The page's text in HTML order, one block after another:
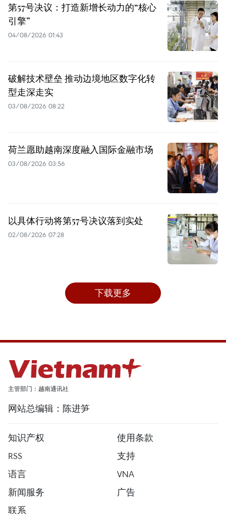
第57号决议：打造新增长动力的“核心
引擎”
04/08/2026 01:43
破解技术壁垒 推动边境地区数字化转
型走深走实
03/08/2026 08:22
荷兰愿助越南深度融入国际金融市场
03/08/2026 03:56
以具体行动将第57号决议落到实处
02/08/2026 07:28
下载更多
主管部门：越南通讯社
网站总编辑：陈进笋
知识产权
使用条款
RSS
支持
语言
VNA
新闻服务
广告
联系